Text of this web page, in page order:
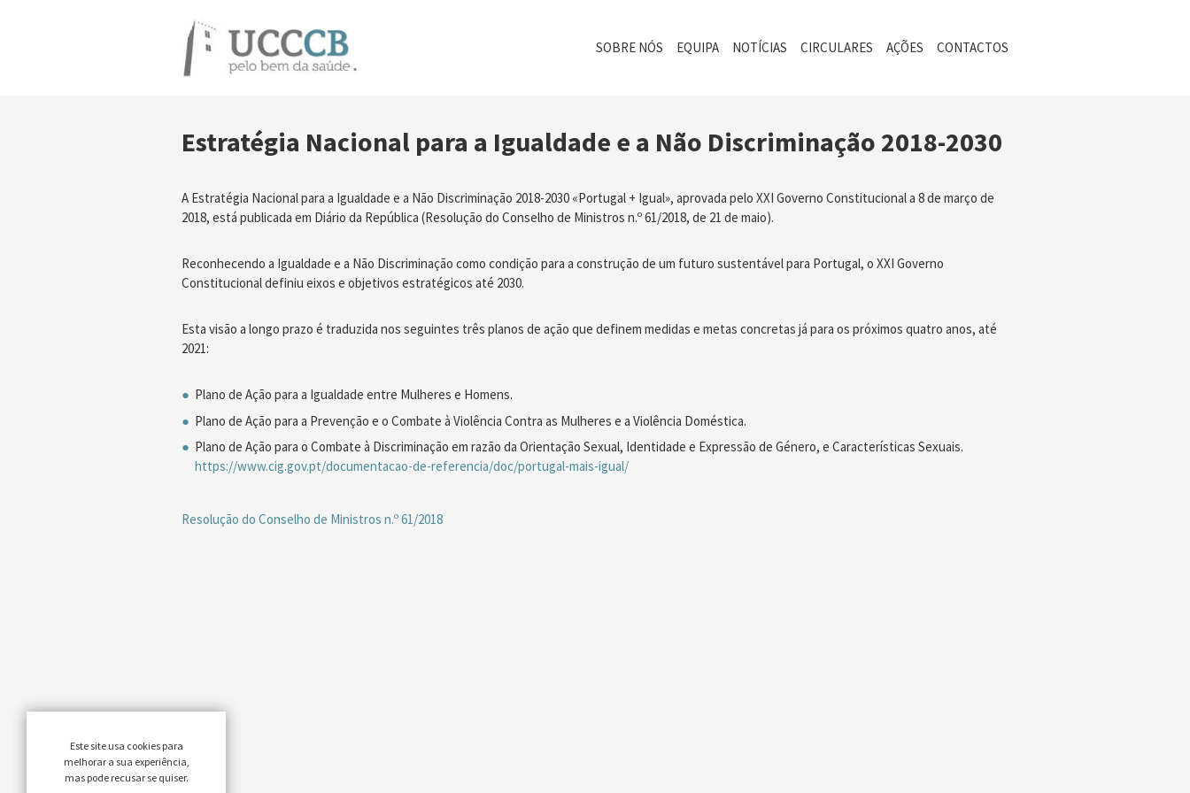
SOBRE NÓS EQUIPA NOTÍCIAS CIRCULARES AÇÕES CONTACTOS
Estratégia Nacional para a Igualdade e a Não Discriminação 2018-2030
A Estratégia Nacional para a Igualdade e a Não Discriminação 2018-2030 «Portugal + Igual», aprovada pelo XXI Governo Constitucional a 8 de março de
2018, está publicada em Diário da República (Resolução do Conselho de Ministros n.º 61/2018, de 21 de maio).
Reconhecendo a Igualdade e a Não Discriminação como condição para a construção de um futuro sustentável para Portugal, o XXI Governo
Constitucional definiu eixos e objetivos estratégicos até 2030.
Esta visão a longo prazo é traduzida nos seguintes três planos de ação que definem medidas e metas concretas já para os próximos quatro anos, até
2021:
Plano de Ação para a Igualdade entre Mulheres e Homens.
Plano de Ação para a Prevenção e o Combate à Violência Contra as Mulheres e a Violência Doméstica.
Plano de Ação para o Combate à Discriminação em razão da Orientação Sexual, Identidade e Expressão de Género, e Características Sexuais.
https://www.cig.gov.pt/documentacao-de-referencia/doc/portugal-mais-igual/
Resolução do Conselho de Ministros n.º 61/2018
Este site usa cookies para
melhorar a sua experiência,
mas pode recusar se quiser.